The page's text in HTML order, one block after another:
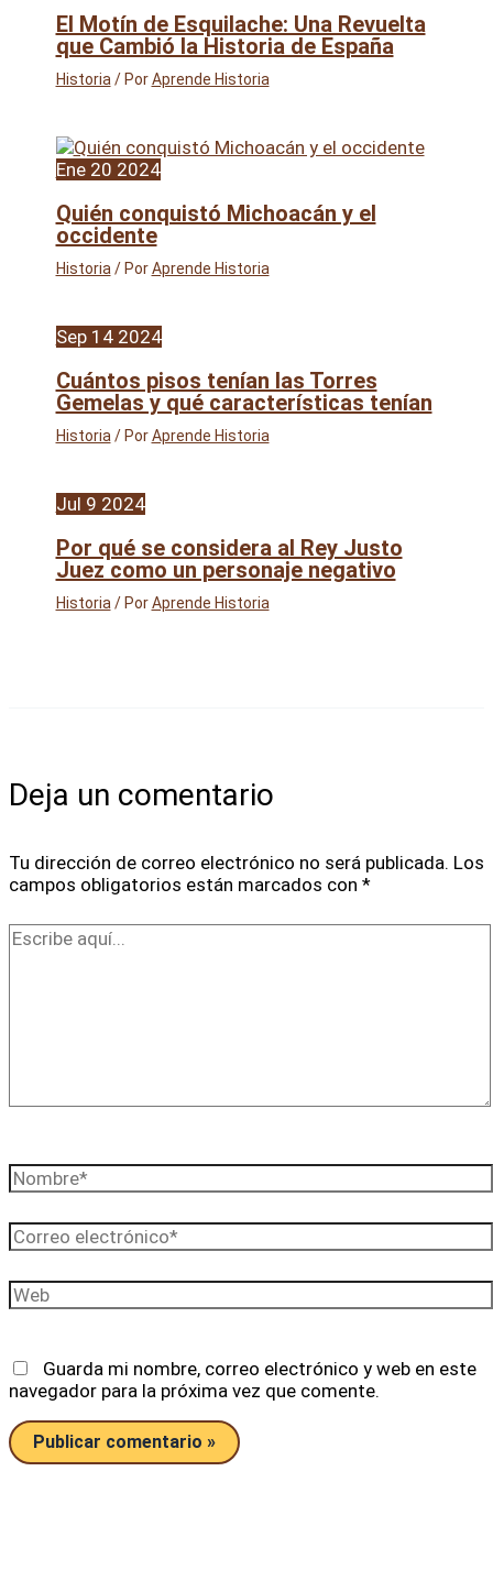
El Motín de Esquilache: Una Revuelta
que Cambió la Historia de España
Historia/ PorAprende Historia
Ene 20 2024
Quién conquistó Michoacán y el
occidente
Historia/ PorAprende Historia
Sep 14 2024
Cuántos pisos tenían las Torres
Gemelas y qué características tenían
Historia/ PorAprende Historia
Jul 9 2024
Por qué se considera al Rey Justo
Juez como un personaje negativo
Historia/ PorAprende Historia
Deja un comentario
Tu dirección de correo electrónico no será publicada. Los
campos obligatorios están marcados con *
Escribe
Nombre*
Correo
electrónico*
Web
Guarda mi nombre, correo electrónico y web en este
navegador para la próxima vez que comente.